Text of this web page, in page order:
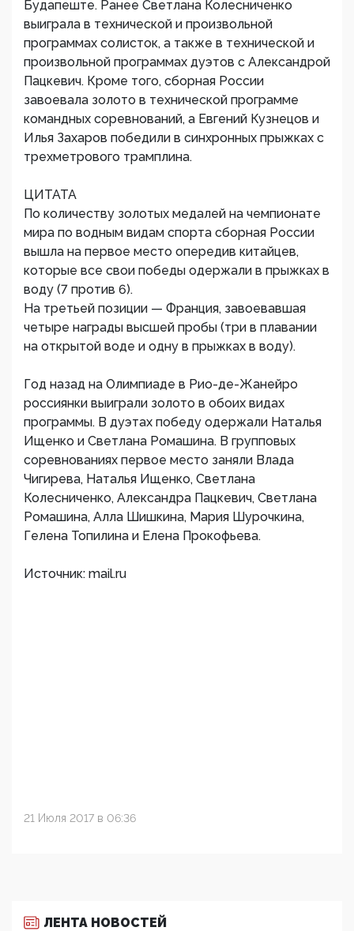
Будапеште. Ранее Светлана Колесниченко
выиграла в технической и произвольной
программах солисток, а также в технической и
произвольной программах дуэтов с Александрой
Пацкевич. Кроме того, сборная России
завоевала золото в технической программе
командных соревнований, а Евгений Кузнецов и
Илья Захаров победили в синхронных прыжках с
трехметрового трамплина.
ЦИТАТА
По количеству золотых медалей на чемпионате
мира по водным видам спорта сборная России
вышла на первое место опередив китайцев,
которые все свои победы одержали в прыжках в
воду (7 против 6).
На третьей позиции — Франция, завоевавшая
четыре награды высшей пробы (три в плавании
на открытой воде и одну в прыжках в воду).
Год назад на Олимпиаде в Рио-де-Жанейро
россиянки выиграли золото в обоих видах
программы. В дуэтах победу одержали Наталья
Ищенко и Светлана Ромашина. В групповых
соревнованиях первое место заняли Влада
Чигирева, Наталья Ищенко, Светлана
Колесниченко, Александра Пацкевич, Светлана
Ромашина, Алла Шишкина, Мария Шурочкина,
Гелена Топилина и Елена Прокофьева.
Источник: mail.ru
21 Июля 2017 в 06:36
ЛЕНТА НОВОСТЕЙ